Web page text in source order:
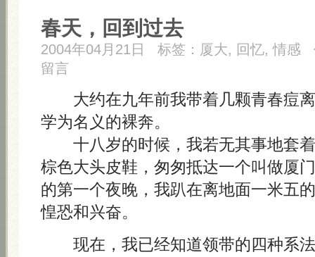
春天，回到过去
2004年04月21日 标签： 厦大, 回忆,情感
留言
大约在九年前我带着几颗青春痘离
学为名义的裸奔。
十八岁的时候，我若无其事地套着
棕色大头皮鞋，匆匆抵达一个叫做厦
的第一个夜晚，我趴在离地面一米五
惶恐和兴奋。
现在，我已经知道领带的四种系法